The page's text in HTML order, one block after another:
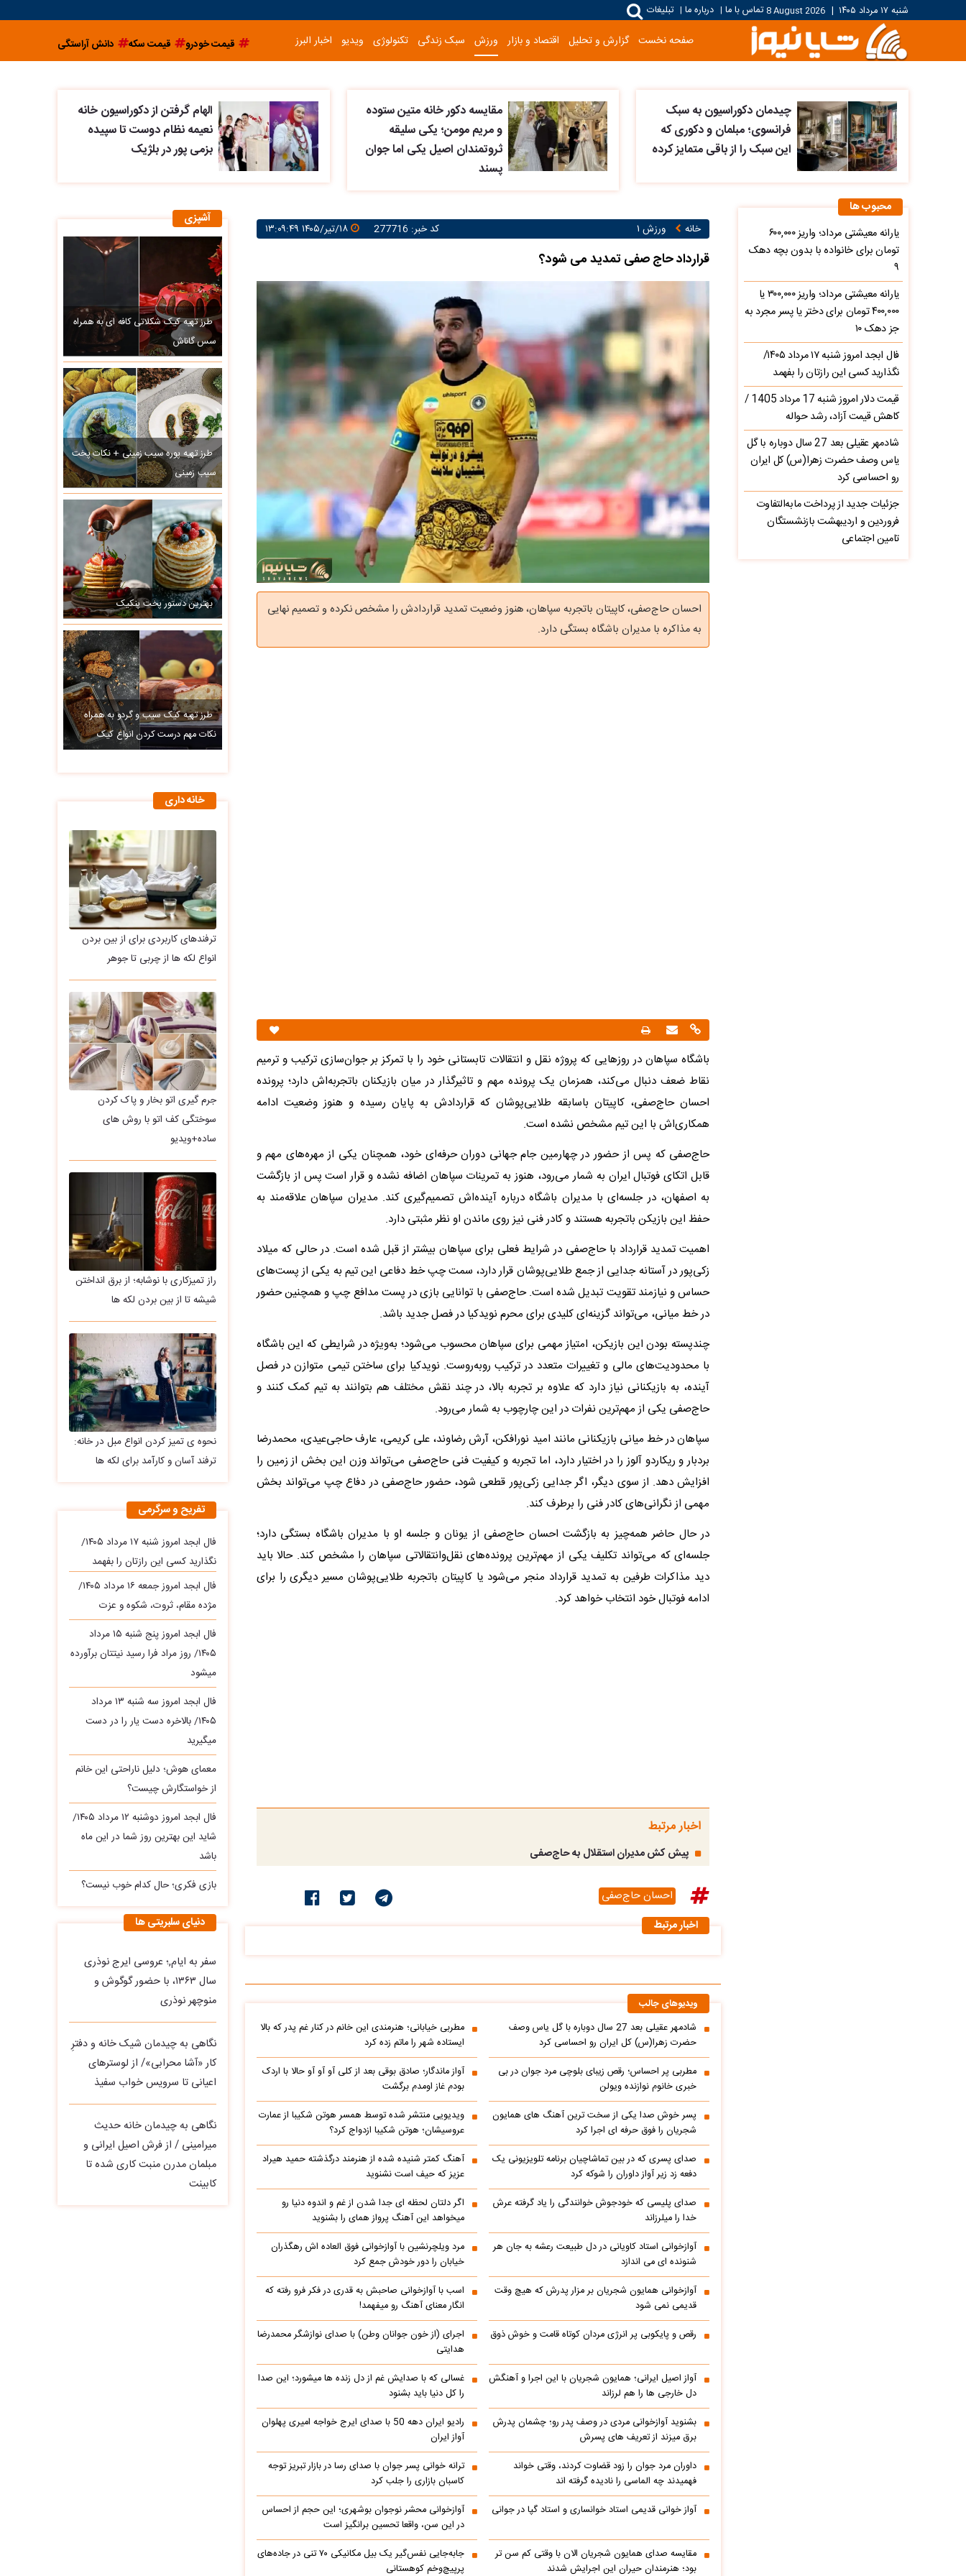
شنبه ۱۷ مرداد ۱۴۰۵ |
8 August 2026تماس با ما | درباره ما | تبلیغات
صفحه نخست گزارش و تحلیل اقتصاد و بازار ورزش سبک زندگی تکنولوژی ویدیو اخبار البرز قیمت خودرو قیمت سکه دانش آراستگی
چیدمان دکوراسیون به سبک
فرانسوی؛ مبلمان و دکوری که
این سبک را از باقی متمایز کرده
مقایسه دکور خانه متین ستوده
و مریم مومن؛ یکی سلیقه
ثروتمندان اصیل یکی اما جوان
پسند
الهام گرفتن از دکوراسیون خانه
نعیمه نظام دوست تا سپیده
بزمی پور در بلژیک
خانه ورزش ۱ کد خبر: 277716 ۱۸/تیر/۱۴۰۵ ۱۳:۰۹:۴۹
قرارداد حاج صفی تمدید می شود؟
احسان حاج‌صفی، کاپیتان باتجربه سپاهان، هنوز وضعیت تمدید قراردادش را مشخص نکرده و تصمیم نهایی
به مذاکره با مدیران باشگاه بستگی دارد.
باشگاه سپاهان در روزهایی که پروژه نقل‌ و انتقالات تابستانی خود را با تمرکز بر جوان‌سازی ترکیب و ترمیم
نقاط ضعف دنبال می‌کند، همزمان یک پرونده مهم و تاثیرگذار در میان بازیکنان باتجربه‌اش دارد؛ پرونده
احسان حاج‌صفی، کاپیتان باسابقه طلایی‌پوشان که قراردادش به پایان رسیده و هنوز وضعیت ادامه
همکاری‌اش با این تیم مشخص نشده است.
حاج‌صفی که پس از حضور در چهارمین جام جهانی دوران حرفه‌ای خود، همچنان یکی از مهره‌های مهم و
قابل اتکای فوتبال ایران به شمار می‌رود، هنوز به تمرینات سپاهان اضافه نشده و قرار است پس از بازگشت
به اصفهان، در جلسه‌ای با مدیران باشگاه درباره آینده‌اش تصمیم‌گیری کند. مدیران سپاهان علاقه‌مند به
حفظ این بازیکن باتجربه هستند و کادر فنی نیز روی ماندن او نظر مثبتی دارد.
اهمیت تمدید قرارداد با حاج‌صفی در شرایط فعلی برای سپاهان بیشتر از قبل شده است. در حالی که میلاد
زکی‌پور در آستانه جدایی از جمع طلایی‌پوشان قرار دارد، سمت چپ خط دفاعی این تیم به یکی از پست‌های
حساس و نیازمند تقویت تبدیل شده است. حاج‌صفی با توانایی بازی در پست مدافع چپ و همچنین حضور
در خط میانی، می‌تواند گزینه‌ای کلیدی برای محرم نویدکیا در فصل جدید باشد.
چندپسته بودن این بازیکن، امتیاز مهمی برای سپاهان محسوب می‌شود؛ به‌ویژه در شرایطی که این باشگاه
با محدودیت‌های مالی و تغییرات متعدد در ترکیب روبه‌روست. نویدکیا برای ساختن تیمی متوازن در فصل
آینده، به بازیکنانی نیاز دارد که علاوه بر تجربه بالا، در چند نقش مختلف هم بتوانند به تیم کمک کنند و
حاج‌صفی یکی از مهم‌ترین نفرات در این چارچوب به شمار می‌رود.
سپاهان در خط میانی بازیکنانی مانند امید نورافکن، آرش رضاوند، علی کریمی، عارف حاجی‌عیدی، محمدرضا
بردبار و ریکاردو آلوز را در اختیار دارد، اما تجربه و کیفیت فنی حاج‌صفی می‌تواند وزن این بخش از زمین را
افزایش دهد. از سوی دیگر، اگر جدایی زکی‌پور قطعی شود، حضور حاج‌صفی در دفاع چپ می‌تواند بخش
مهمی از نگرانی‌های کادر فنی را برطرف کند.
در حال حاضر همه‌چیز به بازگشت احسان حاج‌صفی از یونان و جلسه او با مدیران باشگاه بستگی دارد؛
جلسه‌ای که می‌تواند تکلیف یکی از مهم‌ترین پرونده‌های نقل‌وانتقالاتی سپاهان را مشخص کند. حالا باید
دید مذاکرات طرفین به تمدید قرارداد منجر می‌شود یا کاپیتان باتجربه طلایی‌پوشان مسیر دیگری را برای
ادامه فوتبال خود انتخاب خواهد کرد.
اخبار مرتبط
پیش کش مدیران استقلال به حاج‌صفی
احسان حاج‌صفی
اخبار مرتبط
ویدیوهای جالب
شادمهر عقیلی بعد 27 سال دوباره با گل یاس وصف
حضرت زهرا(س) کل ایران رو احساسی کرد
مطربی خیابانی؛ هنرمندی این خانم در کنار غم پدر که بالا
ایستاده شهر را ماتم زده کرد
مطربی پر احساس؛ رقص زیبای بلوچی مرد جوان در بی
خبری خانوم نوازنده ویولن
آواز ماندگار؛ صادق بوقی بعد از کلی آو آو آو حالا با اردک
بودم غاز اومدم برگشت
پسر خوش صدا یکی از سخت ترین آهنگ های همایون
شجریان را فوق حرفه ای اجرا کرد
ویدیویی منتشر شده توسط همسر هوتن شکیبا از عمارت
عروسیشان؛ هوتن شکیبا ازدواج کرد؟
صدای پسری که در بین تماشاچیان برنامه تلویزیونی یک
دفعه زد زیر آواز داوران را شوکه کرد
آهنگ کمتر شنیده شده از هنرمند درگذشته حمید هیراد
عزیز که حیف است نشنوید
صدای پلیسی که خودجوش خوانندگی را یاد گرفته عرش
خدا را میلرزاند
اگر دلتان لحظه ای جدا شدن از غم و اندوه دنیا رو
میخواهد این آهنگ پرواز همای را بشنوید
آوازخوانی استاد کاویانی در دل طبیعت رعشه به جان هر
شنونده ای می اندازد
مرد ویلچرنشین با آوازخوانی فوق العاده اش رهگذران
خیابان را دور خودش جمع کرد
آوازخوانی همایون شجریان بر مزار پدرش که هیچ وقت
قدیمی نمی شود
اسب با آوازخوانی صاحبش به قدری در فکر فرو رفته که
انگار معنای آهنگ رو میفهمد!
رقص و پایکوبی پر انرژی مردان کوتاه قامت و خوش ذوق
اجرای (از خون جوانان وطن) با صدای نوازشگر محمدرضا
هدایتی
آواز اصیل ایرانی؛ همایون شجریان با این اجرا و آهنگش
دل خارجی ها را هم لرزاند
غسالی که با صدایش غم از دل زنده ها میشورد؛ این صدا
را کل دنیا باید بشنود
بشنوید آوازخوانی مردی در وصف پدر رو؛ چشمان پدرش
برق میزند از تعریف های پسرش
رادیو ایران دهه 50 با صدای ایرج خواجه امیری پهلوان
آواز ایران
داوران مرد جوان را زود قضاوت کردند، وقتی خواند
فهمیدند چه الماسی را نادیده گرفته اند
ترانه خوانی پسر جوان با صدای رسا در بازار تبریز توجه
کاسبان بازاری را جلب کرد
آواز خوانی قدیمی استاد خوانساری و استاد گپا در جوانی
آوازخوانی محشر نوجوان بوشهری؛ این حجم از احساس
در این سن، واقعا تحسین‌ برانگیز است
مقایسه صدای همایون شجریان الان با وقتی کم سن تر
بود؛ هنرمندان حیران این اجرایش شدند
جابه‌جایی نفس‌گیر یک بیل مکانیکی ۷۰ تنی در جاده‌های
پرپیچ‌وخم کوهستانی
آشپزی
طرز تهیه کیک شکلاتی کافه ای به همراه
سس گاناش
طرز تهیه پوره سیب زمینی + نکات پخت
سیب زمینی
بهترین دستور پخت پنکیک
طرز تهیه کیک سیب و گردو به همراه
نکات مهم درست کردن انواع کیک
خانه داری
ترفندهای کاربردی برای از بین بردن
انواع لکه ها از چربی تا جوهر
جرم گیری اتو بخار و پاک کردن
سوختگی کف اتو با روش های
ساده+ویدیو
راز تمیزکاری با نوشابه؛ از برق انداختن
شیشه تا از بین بردن لکه ها
نحوه ی تمیز کردن انواع مبل در خانه:
ترفند آسان و کارآمد برای لکه ها
تفریح و سرگرمی
فال ابجد امروز شنبه ۱۷ مرداد ۱۴۰۵/
نگذارید کسی این رازتان را بفهمد
فال ابجد امروز جمعه ۱۶ مرداد ۱۴۰۵/
مژده مقام، ثروت، شکوه و عزت
فال ابجد امروز پنج شنبه ۱۵ مرداد
۱۴۰۵/ روز مراد فرا رسید نیتتان برآورده
میشود
فال ابجد امروز سه‌ شنبه ۱۳ مرداد
۱۴۰۵/ بالاخره دست یار را در دست
میگیرید
معمای هوش؛ دلیل ناراحتی این خانم
از خواستگارش چیست؟
فال ابجد امروز دوشنبه ۱۲ مرداد ۱۴۰۵/
شاید این بهترین روز شما در این ماه
باشد
بازی فکری؛ حال کدام خوب نیست؟
دنیای سلبریتی ها
سفر به ایام,؛ عروسی ایرج نوذری
سال ۱۳۶۳، با حضور گوگوش و
منوچهر نوذری
نگاهی به چیدمان شیک خانه و دفترِ
کار «آشا محرابی»/ از لوسترهای
اعیانی تا سرویس خواب سفیذ
نگاهی به چیدمان خانه حدیث
میرامینی / از فرش اصیل ایرانی و
مبلمان مدرن منبت‌ کاری‌ شده تا
کابینت
محبوب ها
یارانه معیشتی مرداد؛ واریز ۶۰۰,۰۰۰
تومان برای خانواده با بدون بچه دهک
۹
یارانه معیشتی مرداد؛ واریز ۳۰۰,۰۰۰ یا
۴۰۰,۰۰۰ تومان برای دختر یا پسر مجرد به
جز دهک ۱۰
فال ابجد امروز شنبه ۱۷ مرداد ۱۴۰۵/
نگذارید کسی این رازتان را بفهمد
قیمت دلار امروز شنبه 17 مرداد 1405 /
کاهش قیمت آزاد، رشد حواله
شادمهر عقیلی بعد 27 سال دوباره با گل
یاس وصف حضرت زهرا(س) کل ایران
رو احساسی کرد
جزئیات جدید از پرداخت مابه‌التفاوت
فروردین و اردیبهشت بازنشستگان
تامین اجتماعی